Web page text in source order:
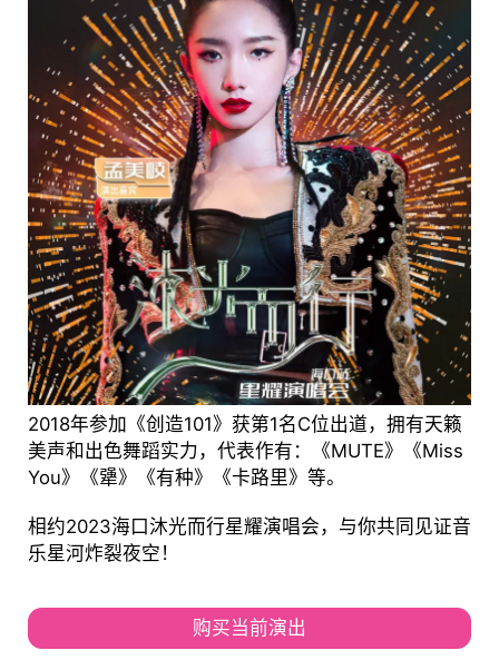
2018年参加《创造101》获第1名C位出道，拥有天籁
美声和出色舞蹈实力，代表作有：《MUTE》《Miss
You》《犟》《有种》《卡路里》等。
相约2023海口沐光而行星耀演唱会，与你共同见证音
乐星河炸裂夜空！
购买当前演出